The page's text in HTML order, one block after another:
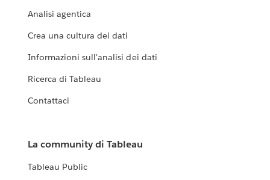
Analisi agentica
Crea una cultura dei dati
Informazioni sull'analisi dei dati
Ricerca di Tableau
Contattaci
La community di Tableau
Tableau Public